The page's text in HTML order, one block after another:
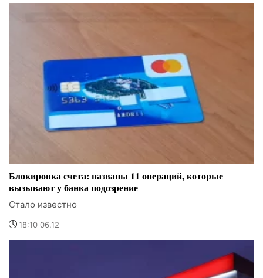
Блокировка счета: названы 11 операций, которые
вызывают у банка подозрение
Стало известно
18:10 06.12